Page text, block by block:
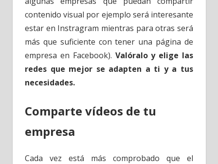
contenido visual por ejemplo será interesante
estar en Instragram mientras para otras será
más que suficiente con tener una página de
empresa en Facebook). Valóralo y elige las
redes que mejor se adapten a ti y a tus
necesidades.
Comparte vídeos de tu
empresa
Cada vez está más comprobado que el